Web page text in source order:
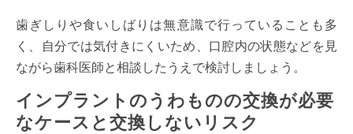
歯ぎしりや食いしばりは無意識で行っていることも多
く、自分では気付きにくいため、口腔内の状態などを見
ながら歯科医師と相談したうえで検討しましょう。
インプラントのうわものの交換が必要
なケースと交換しないリスク